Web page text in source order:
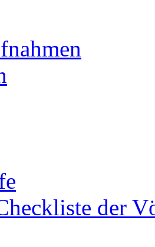
der